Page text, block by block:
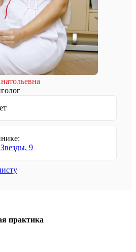
9
практика